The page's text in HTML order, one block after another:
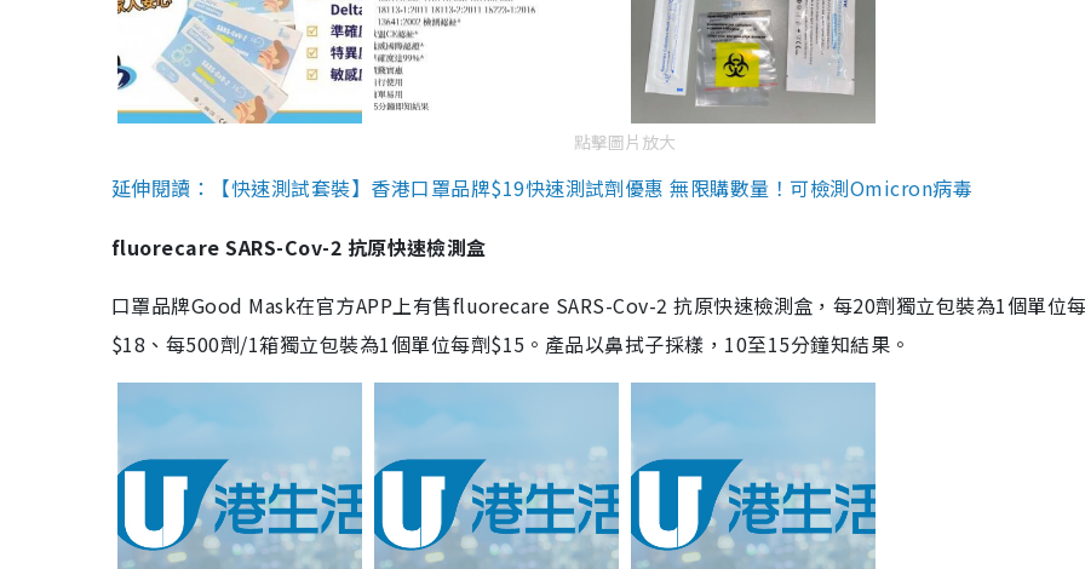
點擊圖片放大
延伸閱讀：【快速測試套裝】香港口罩品牌$19快速測試劑優惠 無限購數量！可檢測Omicron病毒
fluorecare SARS-Cov-2 抗原快速檢測盒
口罩品牌Good Mask在官方APP上有售fluorecare SARS-Cov-2 抗原快速檢測盒，每20劑獨立包裝為1個單位
$18、每500劑/1箱獨立包裝為1個單位每劑$15。產品以鼻拭子採樣，10至15分鐘知結果。